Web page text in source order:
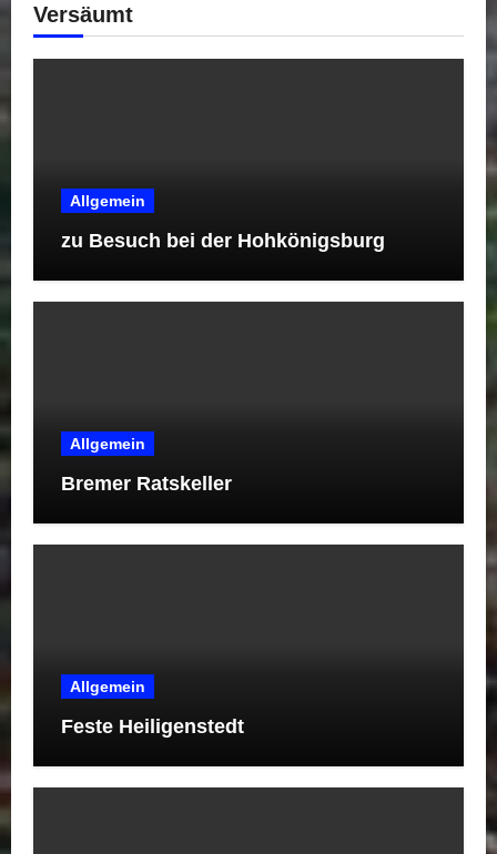
Versäumt
Allgemein
zu Besuch bei der Hohkönigsburg
Allgemein
Bremer Ratskeller
Allgemein
Feste Heiligenstedt